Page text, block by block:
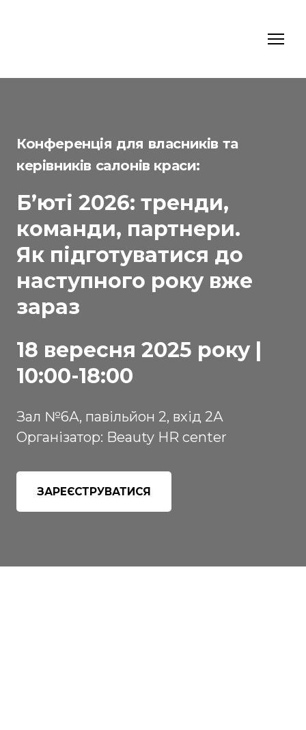
Конференція для власників та
керівників салонів краси:
Б’юті 2026: тренди,
команди, партнери.
Як підготуватися до
наступного року вже
зараз
18 вересня 2025 року |
10:00-18:00
Зал №6А, павільйон 2, вхід 2А
Організатор: Beauty HR center
ЗАРЕЄСТРУВАТИСЯ